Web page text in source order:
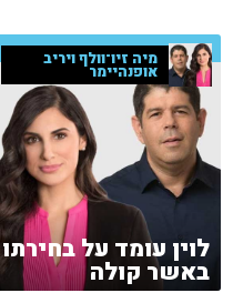
מיה זיו־וולף ויריב
אופנהיימר
לוין עומד על בחירתו
באשר קולה